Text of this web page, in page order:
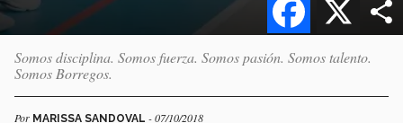
Somos disciplina. Somos fuerza. Somos pasión. Somos talento.
Somos Borregos.
Por MARISSA SANDOVAL - 07/10/2018